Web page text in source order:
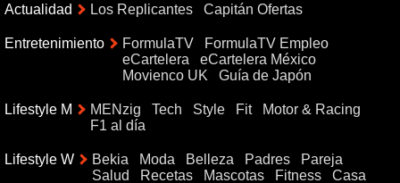
Actualidad Los Replicantes Capitán Ofertas
Entretenimiento FormulaTV
FormulaTV Empleo
eCartelera
eCartelera México
Movienco UK
Guía de Japón
Lifestyle M MENzig Tech Style Fit
Motor & Racing
F1 al día
Lifestyle W Bekia Moda Belleza Padres
Pareja
Salud
Recetas Mascotas Fitness Casa